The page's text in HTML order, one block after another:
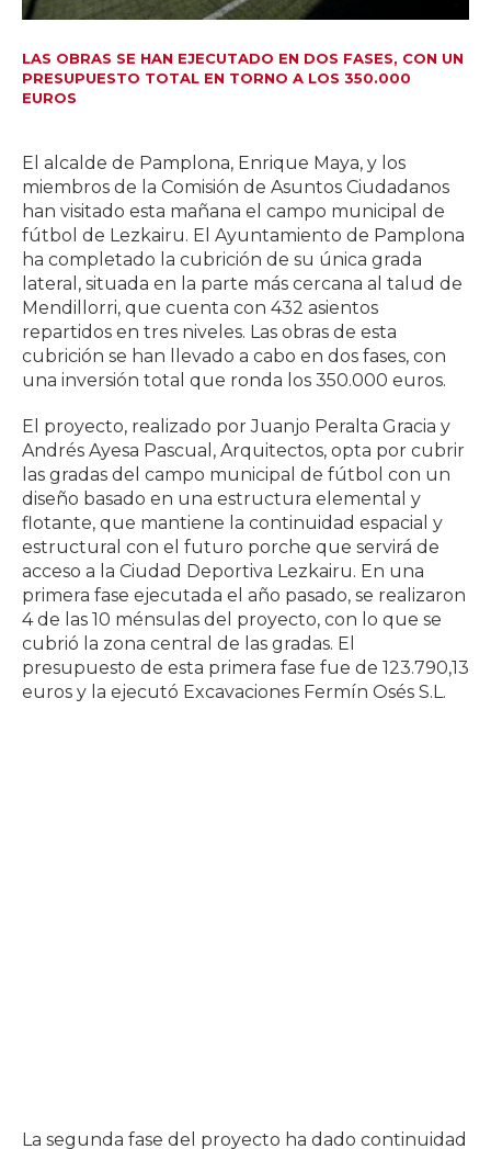
LAS OBRAS SE HAN EJECUTADO EN DOS FASES, CON UN
PRESUPUESTO TOTAL EN TORNO A LOS 350.000
EUROS
El alcalde de Pamplona, Enrique Maya, y los
miembros de la Comisión de Asuntos Ciudadanos
han visitado esta mañana el campo municipal de
fútbol de Lezkairu. El Ayuntamiento de Pamplona
ha completado la cubrición de su única grada
lateral, situada en la parte más cercana al talud de
Mendillorri, que cuenta con 432 asientos
repartidos en tres niveles. Las obras de esta
cubrición se han llevado a cabo en dos fases, con
una inversión total que ronda los 350.000 euros.
El proyecto, realizado por Juanjo Peralta Gracia y
Andrés Ayesa Pascual, Arquitectos, opta por cubrir
las gradas del campo municipal de fútbol con un
diseño basado en una estructura elemental y
flotante, que mantiene la continuidad espacial y
estructural con el futuro porche que servirá de
acceso a la Ciudad Deportiva Lezkairu. En una
primera fase ejecutada el año pasado, se realizaron
4 de las 10 ménsulas del proyecto, con lo que se
cubrió la zona central de las gradas. El
presupuesto de esta primera fase fue de 123.790,13
euros y la ejecutó Excavaciones Fermín Osés S.L.
La segunda fase del proyecto ha dado continuidad